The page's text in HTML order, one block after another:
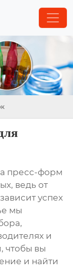
пресс-форм
ведь от
успех
мы
и
чтобы вы
и найти